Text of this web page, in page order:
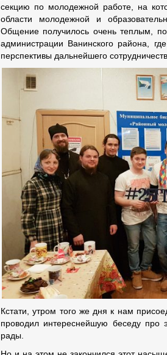
секцию по молодежной работе, на
области молодежной и
Общение получилось очень теплым, по
администрации Ванинского района,
перспективы дальнейшего
Кстати, утром того же дня к нам
проводил интереснейшую беседу про
рады.